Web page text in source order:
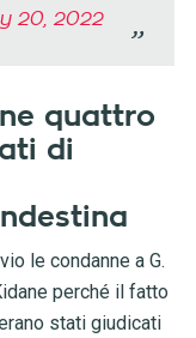
20, 2022
quattro
di
le condanne a G.
perché il fatto
stati giudicati